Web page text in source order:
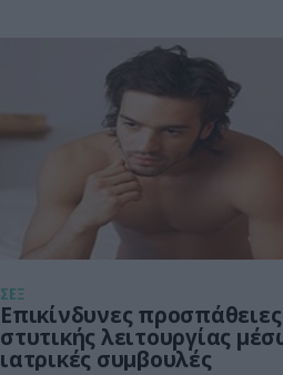
ΣΕΞ
Επικίνδυνες
στυτικής λειτουργίας
ιατρικές συμβουλές